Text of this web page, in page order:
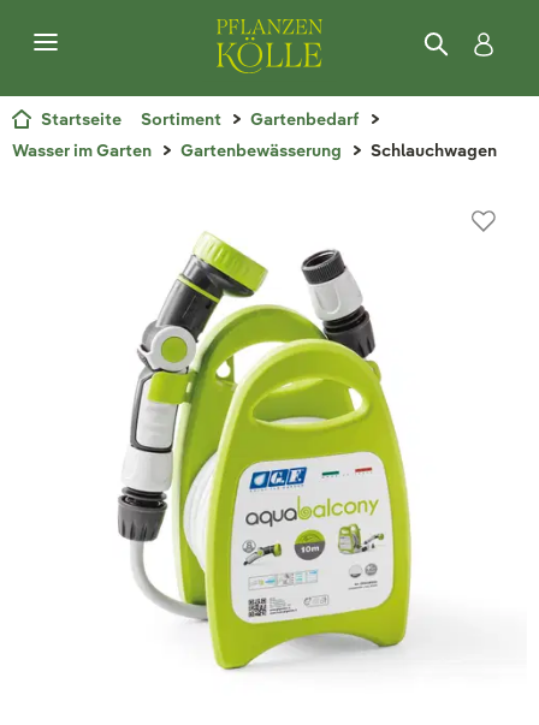
Startseite Sortiment
Gartenbedarf
Wasser im Garten
Gartenbewässerung Schlauchwagen